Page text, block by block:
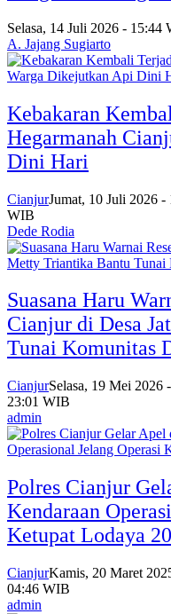
Selasa, 14 Juli 2026 - 15:44
A. Jajang Sugiarto
Kebakaran
Hegarmanah
Dini Hari
CianjurJumat, 10 Juli 2026
WIB
Dede Rodia
Suasana Haru
Cianjur di Desa
Tunai Komunitas
CianjurSelasa, 19 Mei 2026
23:01 WIB
admin
Polres Cianjur
Kendaraan
Ketupat Lodaya
CianjurKamis, 20 Maret
04:46 WIB
admin